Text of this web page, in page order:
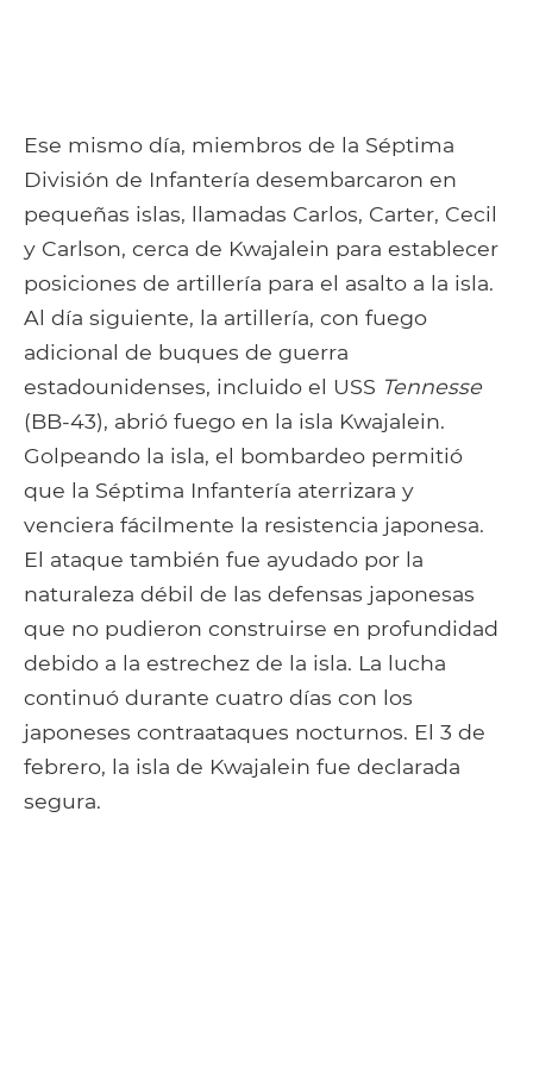
Ese mismo día, miembros de la Séptima
División de Infantería desembarcaron en
pequeñas islas, llamadas Carlos, Carter, Cecil
y Carlson, cerca de Kwajalein para establecer
posiciones de artillería para el asalto a la isla.
Al día siguiente, la artillería, con fuego
adicional de buques de guerra
estadounidenses, incluido el USS Tennesse
(BB-43), abrió fuego en la isla Kwajalein.
Golpeando la isla, el bombardeo permitió
que la Séptima Infantería aterrizara y
venciera fácilmente la resistencia japonesa.
El ataque también fue ayudado por la
naturaleza débil de las defensas japonesas
que no pudieron construirse en profundidad
debido a la estrechez de la isla. La lucha
continuó durante cuatro días con los
japoneses contraataques nocturnos. El 3 de
febrero, la isla de Kwajalein fue declarada
segura.